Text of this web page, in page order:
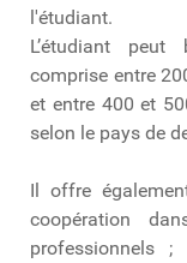
l'étudiant.
L’étudiant peut
comprise entre
et entre 400 et
selon le pays de
Il offre
coopération
professionnels ;